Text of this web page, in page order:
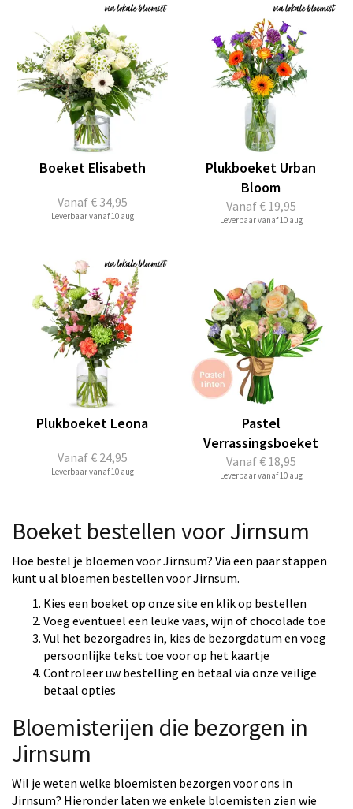
Vanaf€ 34,95
Boeket Elisabeth
Leverbaar vanaf 10 aug
Vanaf€ 19,95
Plukboeket Urban
Bloom
Leverbaar vanaf 10 aug
Vanaf€ 24,95
Plukboeket Leona
Leverbaar vanaf 10 aug
Vanaf€ 18,95
Pastel
Verrassingsboeket
Leverbaar vanaf 10 aug
Boeket bestellen voor Jirnsum
Hoe bestel je bloemen voor Jirnsum? Via een paar stappen
kunt u al bloemen bestellen voor Jirnsum.
Kies een boeket op onze site en klik op bestellen
Voeg eventueel een leuke vaas, wijn of chocolade toe
Vul het bezorgadres in, kies de bezorgdatum en voeg
persoonlijke tekst toe voor op het kaartje
Controleer uw bestelling en betaal via onze veilige
betaal opties
Bloemisterijen die bezorgen in
Jirnsum
Wil je weten welke bloemisten bezorgen voor ons in
Jirnsum? Hieronder laten we enkele bloemisten zien wie